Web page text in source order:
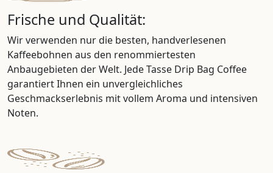
Frische und Qualität:
Wir verwenden nur die besten, handverlesenen
Kaffeebohnen aus den renommiertesten
Anbaugebieten der Welt. Jede Tasse Drip Bag Coffee
garantiert Ihnen ein unvergleichliches
Geschmackserlebnis mit vollem Aroma und intensiven
Noten.